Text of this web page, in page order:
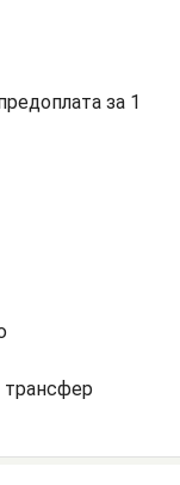
за 1
трансфер